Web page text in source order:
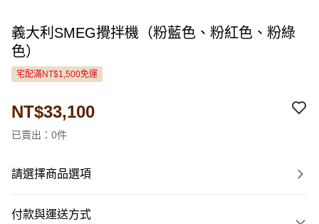
義大利SMEG攪拌機（粉藍色、粉紅色、粉綠
色）
宅配滿NT$1,500免運
NT$33,100
已賣出：0件
請選擇商品選項
付款與運送方式